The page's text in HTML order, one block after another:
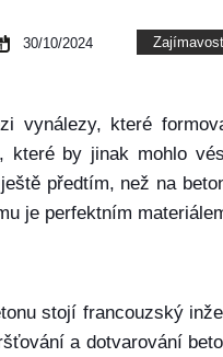
30/10/2024
vynálezy, které
které by jinak mohlo
předtím, než na
je perfektním
stojí francouzský
a dotvarování